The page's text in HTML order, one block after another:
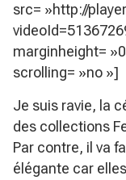
src= »http://
marginheight=
scrolling= »no »]
Je suis ravie, la
des collections
Par contre, il va
élégante car